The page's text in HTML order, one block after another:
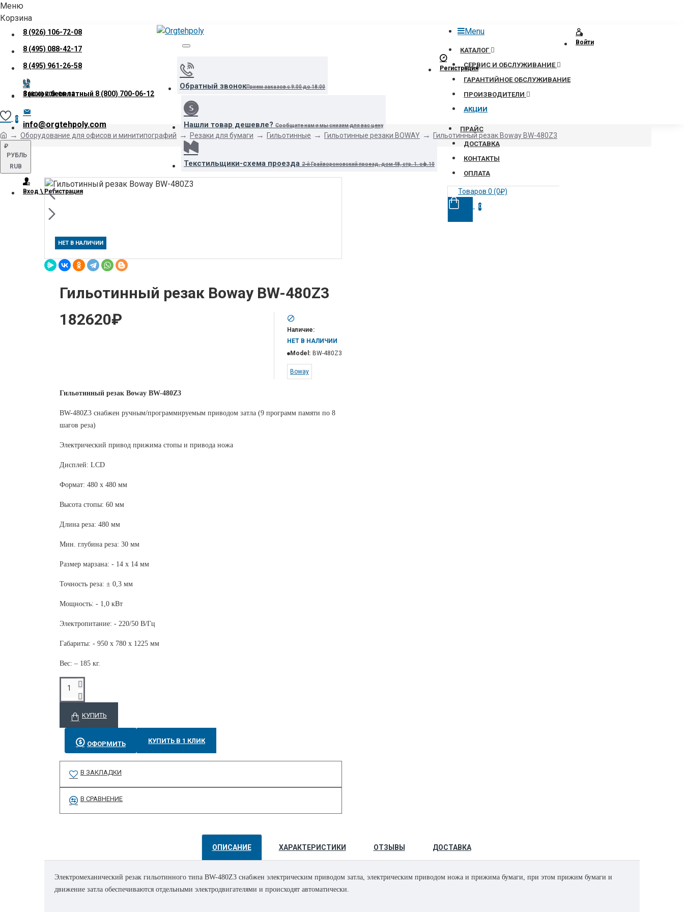
Меню
Корзина
8 (926) 106-72-08
8 (495) 088-42-17
8 (495) 961-26-58
Звонок бесплатный 8 (800) 700-06-12
info@orgtehpoly.com
₽
РУБЛЬ
RUB
Вход \ Регистрация
Обратный звонокПрием заказов с 9:00 до 18:00
Нашли товар дешевле? Сообщите нам и мы снизим для вас цену
Текстильщики-схема проезда 2-й Грайвороновский проезд, дом 48, стр. 1. оф.10
Menu
КАТАЛОГ
СЕРВИС И ОБСЛУЖИВАНИЕ
ГАРАНТИЙНОЕ ОБСЛУЖИВАНИЕ
ПРОИЗВОДИТЕЛИ
АКЦИИ
ПРАЙС
ДОСТАВКА
КОНТАКТЫ
ОПЛАТА
Товаров 0 (0₽)
0
Войти
Регистрация
8 (800) 700-06-12
0
Оборудование для офисов и минитипографий Резаки для бумаги Гильотинные Гильотинные резаки BOWAY Гильотинный резак Boway BW-480Z3
НЕТ В НАЛИЧИИ
Гильотинный резак Boway BW-480Z3
182620₽
Наличие:
НЕТ В НАЛИЧИИ
Model: BW-480Z3
Boway
Гильотинный резак Boway BW-480Z3
BW-480Z3 снабжен ручным/программируемым приводом затла (9 программ памяти по 8
шагов реза)
Электрический привод прижима стопы и привода ножа
Дисплей: LCD
Формат: 480 х 480 мм
Высота стопы: 60 мм
Длина реза: 480 мм
Мин. глубина реза: 30 мм
Размер марзана: - 14 х 14 мм
Точность реза: ± 0,3 мм
Мощность: - 1,0 кВт
Электропитание: - 220/50 В/Гц
Габариты: - 950 х 780 х 1225 мм
Вес: – 185 кг.
КУПИТЬ
ОФОРМИТЬ КУПИТЬ В 1 КЛИК
В ЗАКЛАДКИ
В СРАВНЕНИЕ
ОПИСАНИЕ ХАРАКТЕРИСТИКИ ОТЗЫВЫ ДОСТАВКА
Электромеханический резак гильотинного типа BW-480Z3 снабжен электрическим приводом затла, электрическим приводом ножа и прижима бумаги, при этом прижим бумаги и
движение затла обеспечиваются отдельными электродвигателями и происходят автоматически.